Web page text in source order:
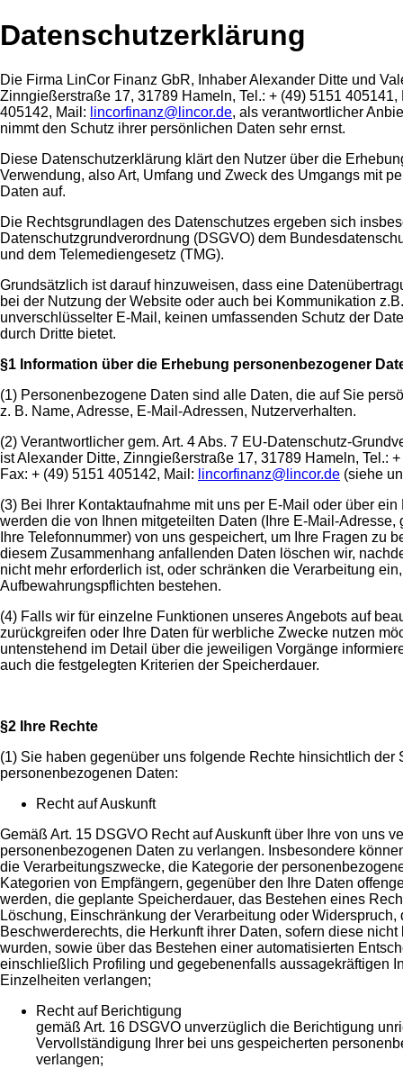
Datenschutzerklärung
Die Firma LinCor Finanz GbR, Inhaber Alexander Ditte und
Zinngießerstraße 17, 31789 Hameln, Tel.: + (49) 5151 405141,
405142, Mail: lincorfinanz@lincor.de, als verantwortlicher
nimmt den Schutz ihrer persönlichen Daten sehr ernst.
Diese Datenschutzerklärung klärt den Nutzer über die
Verwendung, also Art, Umfang und Zweck des Umgangs mit
Daten auf.
Die Rechtsgrundlagen des Datenschutzes ergeben sich
Datenschutzgrundverordnung (DSGVO) dem
und dem Telemediengesetz (TMG).
Grundsätzlich ist darauf hinzuweisen, dass eine
bei der Nutzung der Website oder auch bei Kommunikation
unverschlüsselter E-Mail, keinen umfassenden Schutz der
durch Dritte bietet.
§1 Information über die Erhebung personenbezogener
(1) Personenbezogene Daten sind alle Daten, die auf Sie
z. B. Name, Adresse, E-Mail-Adressen, Nutzerverhalten.
(2) Verantwortlicher gem. Art. 4 Abs. 7 EU-Datenschutz-
ist Alexander Ditte, Zinngießerstraße 17, 31789 Hameln, Tel.:
Fax: + (49) 5151 405142, Mail: lincorfinanz@lincor.de (siehe
(3) Bei Ihrer Kontaktaufnahme mit uns per E-Mail oder über ein
werden die von Ihnen mitgeteilten Daten (Ihre E-Mail-Adresse,
Ihre Telefonnummer) von uns gespeichert, um Ihre Fragen zu
diesem Zusammenhang anfallenden Daten löschen wir,
nicht mehr erforderlich ist, oder schränken die Verarbeitung
Aufbewahrungspflichten bestehen.
(4) Falls wir für einzelne Funktionen unseres Angebots auf
zurückgreifen oder Ihre Daten für werbliche Zwecke nutzen
untenstehend im Detail über die jeweiligen Vorgänge
auch die festgelegten Kriterien der Speicherdauer.
§2 Ihre Rechte
(1) Sie haben gegenüber uns folgende Rechte hinsichtlich der
personenbezogenen Daten:
Recht auf Auskunft
Gemäß Art. 15 DSGVO Recht auf Auskunft über Ihre von uns
personenbezogenen Daten zu verlangen. Insbesondere
die Verarbeitungszwecke, die Kategorie der
Kategorien von Empfängern, gegenüber den Ihre Daten
werden, die geplante Speicherdauer, das Bestehen eines
Löschung, Einschränkung der Verarbeitung oder
Beschwerderechts, die Herkunft ihrer Daten, sofern diese
wurden, sowie über das Bestehen einer automatisierten
einschließlich Profiling und gegebenenfalls aussagekräftigen
Einzelheiten verlangen;
Recht auf Berichtigung
gemäß Art. 16 DSGVO unverzüglich die Berichtigung
Vervollständigung Ihrer bei uns gespeicherten
verlangen;